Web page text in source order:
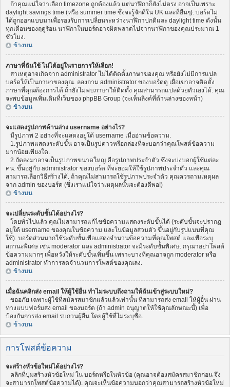
ถ้าคุณแน่ใจว่าเลือก timezone ถูกต้องแล้ว แต่นาฬิกาก็ยังไม่ตรง อาจเป็นเพราะ
daylight savings time (หรือ summer time ซึ่งจะรู้จักดีใน UK และที่อื่นๆ). บอร์ดไม่
ได้ถูกออกแบบมาเพื่อรองรับการเปลี่ยนระหว่างนาฬิกาปกติและ daylight time ดังนั้น
ทุกเดือนของฤดูร้อน นาฬิกาในบอร์ดอาจผิดพลาดไปจากนาฬิกาของคุณประมาณ 1
ชั่วโมง.
ข้างบน
ภาษาที่ฉันใช้ ไม่ได้อยู่ในรายการให้เลือก!
สาเหตุอาจเกิดจาก administrator ไม่ได้ติดตั้งภาษาของคุณ หรือยังไม่มีการแปล
บอร์ดให้เป็นภาษาของคุณ. ลองถาม administrator ของบอร์ดดู เผื่อเขาอาจติดตั้ง
ภาษาที่คุณต้องการได้ ถ้ายังไม่พบภาษาให้ติดตั้ง คุณสามารถแปลด้วยตัวเองได้. คุณ
จะพบข้อมูลเพิ่มเติมที่เว็บของ phpBB Group (จะเห็นลิงค์ที่ด้านล่างของหน้า)
ข้างบน
จะแสดงรูปภาพด้านล่าง username อย่างไร?
มีรูปภาพ 2 อย่างที่จะแสดงอยู่ใต้ username เมื่ออ่านข้อความ.
1.รูปภาพแสดงระดับขั้น อาจเป็นรูปดาวหรือกล่องที่จะบอกว่าคุณโพสต์ข้อความ
มากน้อยเพียงใด.
2.ถัดลงมาอาจเป็นรูปภาพขนาดใหญ่ คือรูปภาพประจำตัว ซึ่งจะบ่งบอกผู้ใช้แต่ละ
คน. ขึ้นอยู่กับ administrator ของบอร์ด ที่จะยอมให้ใช้รูปภาพประจำตัว และคุณ
สามารถเลือกวิธีสร้างได้. ถ้าคุณไม่สามารถใช้รูปภาพประจำตัว คุณควรถามเหตุผล
จาก admin ของบอร์ด (ซึ่งเราแน่ใจว่าเหตุผลนั้นจะต้องดีพอ!)
ข้างบน
จะเปลี่ยนระดับขั้นได้อย่างไร?
โดยทั่วไปแล้ว คุณไม่สามารถแก้ไขข้อความแสดงระดับขั้นได้ (ระดับขั้นจะปรากฏ
อยู่ใต้ username ของคุณในข้อความ และในข้อมูลส่วนตัว ขึ้นอยู่กับรูปแบบที่คุณ
ใช้). บอร์ดส่วนมากใช้ระดับขั้นเพื่อแสดงจำนวนข้อความที่คุณโพสต์ และเพื่อระบุ
สถานะพิเศษ เช่น moderator และ administrator จะมีระดับขั้นพิเศษ. กรุณาอย่าโพสต์
ข้อความมากๆ เพื่อหวังให้ระดับขั้นเพิ่มขึ้น เพราะบางทีคุณอาจถูก moderator หรือ
administrator ทำการลดจำนวนการโพสต์ของคุณลง.
ข้างบน
เมื่อฉันคลิกส่ง email ให้ผู้ใช้อื่น ทำไมระบบถึงถามให้ฉันเข้าสู่ระบบใหม่?
ขออภัย เฉพาะผู้ใช้ที่สมัครสมาชิกแล้วแล้วเท่านั้น ที่สามารถส่ง email ให้ผู้อื่น ผ่าน
ทางแบบฟอร์มส่ง email ของบอร์ด (ถ้า admin อนุญาตให้ใช้คุณลักษณะนี้) เพื่อ
ป้องกันการส่ง email รบกวนผู้อื่น โดยผู้ใช้ที่ไม่ระบุชื่อ.
ข้างบน
การโพสต์ข้อความ
จะสร้างหัวข้อใหม่ได้อย่างไร?
คลิกที่ปุ่มสร้างหัวข้อใหม่ ใน บอร์ดหรือในหัวข้อ (คุณอาจต้องสมัครสมาชิกก่อน จึง
จะสามารถโพสต์ข้อความได้). คุณจะเห็นข้อความบอกว่าคุณสามารถสร้างหัวข้อใหม่